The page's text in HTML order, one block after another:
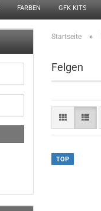
FARBEN GFK KITS
Startseite »
Felgen
TOP